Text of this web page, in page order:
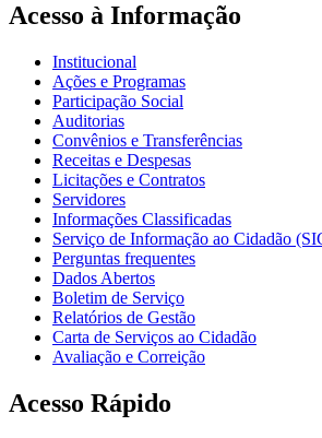
Acesso à Informação
Institucional
Ações e Programas
Participação Social
Auditorias
Convênios e Transferências
Receitas e Despesas
Licitações e Contratos
Servidores
Informações Classificadas
Serviço de Informação ao Cidadão
Perguntas frequentes
Dados Abertos
Boletim de Serviço
Relatórios de Gestão
Carta de Serviços ao Cidadão
Avaliação e Correição
Acesso Rápido